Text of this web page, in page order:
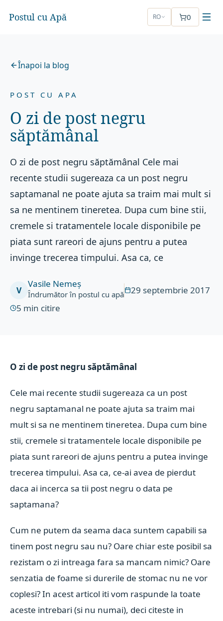
Postul cu Apă RO 0
Înapoi la blog
POST CU APA
O zi de post negru
săptămânal
O zi de post negru săptămânal Cele mai
recente studii sugereaza ca un post negru
saptamanal ne poate ajuta sa traim mai mult si
sa ne mentinem tineretea. Dupa cum bine stii,
cremele si tratamentele locale disponibile pe
piata sunt rareori de ajuns pentru a putea
invinge trecerea timpului. Asa ca, ce
V
Vasile Nemeș
Îndrumător în postul cu apă
29 septembrie 2017
5 min citire
O zi de post negru săptămânal
Cele mai recente studii sugereaza ca un post
negru saptamanal ne poate ajuta sa traim mai
mult si sa ne mentinem tineretea. Dupa cum bine
stii, cremele si tratamentele locale disponibile pe
piata sunt rareori de ajuns pentru a putea invinge
trecerea timpului. Asa ca, ce-ai avea de pierdut
daca ai incerca sa tii post negru o data pe
saptamana?
Cum ne putem da seama daca suntem capabili sa
tinem post negru sau nu? Oare chiar este posibil sa
rezistam o zi intreaga fara sa mancam nimic? Oare
senzatia de foame si durerile de stomac nu ne vor
coplesi? In acest articol iti vom raspunde la toate
aceste intrebari (si nu numai), deci citeste in